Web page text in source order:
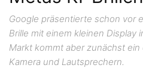
Google präsentierte schon vor
Brille mit einem kleinen Display
Markt kommt aber zunächst
Kamera und Lautsprechern.